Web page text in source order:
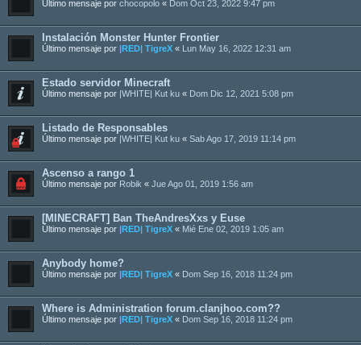
Último mensaje por chocopolo « Dom Oct 23, 2022 9:47 pm
Instalación Monster Hunter Frontier
Último mensaje por |RED| TigreX « Lun May 16, 2022 12:31 am
Estado servidor Minecraft
Último mensaje por |WHITE| Kut ku « Dom Dic 12, 2021 5:08 pm
Listado de Responsables
Último mensaje por |WHITE| Kut ku « Sab Ago 17, 2019 11:14 pm
Ascenso a rango 1
Último mensaje por Robik « Jue Ago 01, 2019 1:56 am
[MINECRAFT] Ban TheAndresXxs y Euse
Último mensaje por |RED| TigreX « Mié Ene 02, 2019 1:05 am
Anybody home?
Último mensaje por |RED| TigreX « Dom Sep 16, 2018 11:24 pm
Where is Administration forum.clanjhoo.com??
Último mensaje por |RED| TigreX « Dom Sep 16, 2018 11:24 pm